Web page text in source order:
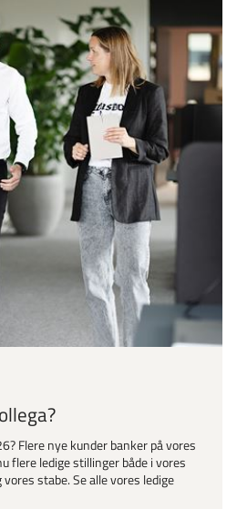
Flere nye kunder banker på vores
flere ledige stillinger både i vores
stabe. Se alle vores ledige